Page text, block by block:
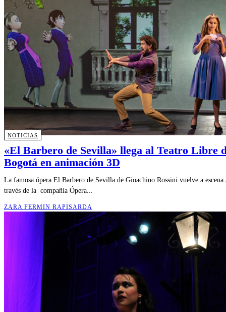
NOTICIAS
«El Barbero de Sevilla» llega al Teatro Libre
Bogotá en animación 3D
La famosa ópera El Barbero de Sevilla de Gioachino Rossini vuelve a escena
través de la compañía Ópera...
ZARA FERMIN RAPISARDA